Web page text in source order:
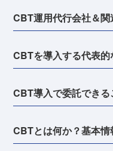
CBT運用代行会社＆
CBTを導入する代表
CBT導入で委託でき
CBTとは何か？基本